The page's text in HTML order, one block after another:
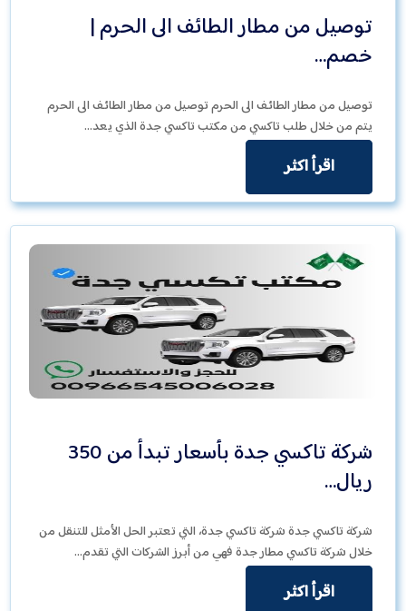
توصيل من مطار الطائف الى الحرم |
خصم…
توصيل من مطار الطائف الى الحرم توصيل من مطار الطائف الى الحرم
يتم من خلال طلب تاكسي من مكتب تاكسي جدة الذي يعد…
اقرأ اكثر
شركة تاكسي جدة بأسعار تبدأ من 350
ريال…
شركة تاكسي جدة شركة تاكسي جدة، التي تعتبر الحل الأمثل للتنقل من
خلال شركة تاكسي مطار جدة فهي من أبرز الشركات التي تقدم…
اقرأ اكثر